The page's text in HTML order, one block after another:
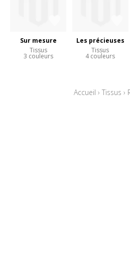
Sur mesure
Tissus
3 couleurs
Les précieuses
Tissus
4 couleurs
Accueil › Tissus ›